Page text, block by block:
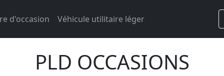
d'occasion Véhicule utilitaire léger
PLD OCCASIONS